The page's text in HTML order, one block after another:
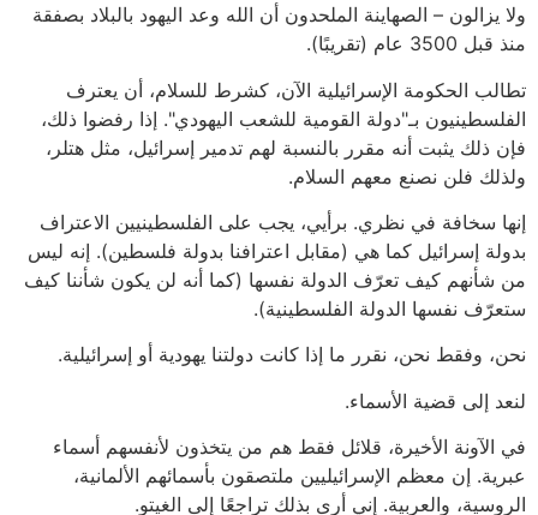
ولا يزالون – الصهاينة الملحدون أن الله وعد اليهود بالبلاد بصفقة
منذ قبل 3500 عام (تقريبًا).
تطالب الحكومة الإسرائيلية الآن، كشرط للسلام، أن يعترف
الفلسطينيون بـ"دولة القومية للشعب اليهودي". إذا رفضوا ذلك،
فإن ذلك يثبت أنه مقرر بالنسبة لهم تدمير إسرائيل، مثل هتلر،
ولذلك فلن نصنع معهم السلام.
إنها سخافة في نظري. برأيي، يجب على الفلسطينيين الاعتراف
بدولة إسرائيل كما هي (مقابل اعترافنا بدولة فلسطين). إنه ليس
من شأنهم كيف تعرّف الدولة نفسها (كما أنه لن يكون شأننا كيف
ستعرّف نفسها الدولة الفلسطينية).
نحن، وفقط نحن، نقرر ما إذا كانت دولتنا يهودية أو إسرائيلية.
لنعد إلى قضية الأسماء.
في الآونة الأخيرة، قلائل فقط هم من يتخذون لأنفسهم أسماء
عبرية. إن معظم الإسرائيليين ملتصقون بأسمائهم الألمانية،
الروسية، والعربية. إني أرى بذلك تراجعًا إلى الغيتو.